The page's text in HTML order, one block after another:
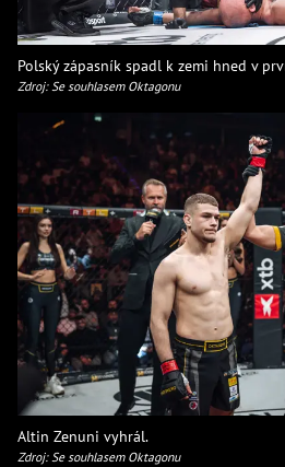
Polský zápasník spadl k zemi hned v
Zdroj: Se souhlasem Oktagonu
Altin Zenuni vyhrál.
Zdroj: Se souhlasem Oktagonu